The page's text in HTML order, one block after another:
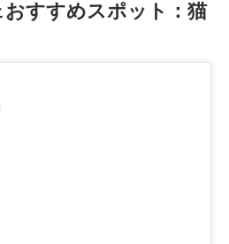
すすめスポット：猫